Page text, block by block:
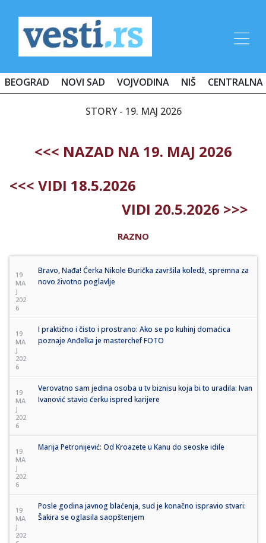
BEOGRAD NOVI SAD VOJVODINA NIŠ CENTRALNA
STORY - 19. MAJ 2026
<<< NAZAD NA 19. MAJ 2026
<<< VIDI 18.5.2026
VIDI 20.5.2026 >>>
RAZNO
19
MA
J
202
6
Bravo, Nađa! Ćerka Nikole Đurička završila koledž, spremna za
novo životno poglavlje
19
MA
J
202
6
I praktično i čisto i prostrano: Ako se po kuhinj domaćica
poznaje Anđelka je masterchef FOTO
19
MA
J
202
6
Verovatno sam jedina osoba u tv biznisu koja bi to uradila: Ivan
Ivanović stavio ćerku ispred karijere
19
MA
J
202
6
Marija Petronijević: Od Kroazete u Kanu do seoske idile
19
MA
J
202
Posle godina javnog blaćenja, sud je konačno ispravio stvari:
Šakira se oglasila saopštenjem